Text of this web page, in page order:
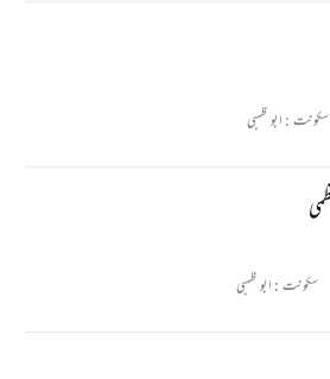
سکونت : ابو ظہبی
سکونت : ابو ظہبی